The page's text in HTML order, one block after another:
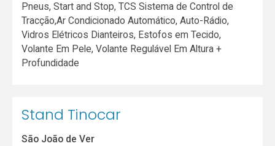
Pneus, Start and Stop, TCS Sistema de Control de
Tracção,Ar Condicionado Automático, Auto-Rádio,
Vidros Elétricos Dianteiros, Estofos em Tecido,
Volante Em Pele, Volante Regulável Em Altura +
Profundidade
Stand Tinocar
São João de Ver